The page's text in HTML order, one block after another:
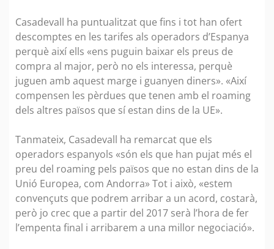
Casadevall ha puntualitzat que fins i tot han ofert
descomptes en les tarifes als operadors d’Espanya
perquè així ells «ens puguin baixar els preus de
compra al major, però no els interessa, perquè
juguen amb aquest marge i guanyen diners». «Així
compensen les pèrdues que tenen amb el roaming
dels altres països que sí estan dins de la UE».
Tanmateix, Casadevall ha remarcat que els
operadors espanyols «són els que han pujat més el
preu del roaming pels països que no estan dins de la
Unió Europea, com Andorra» Tot i això, «estem
convençuts que podrem arribar a un acord, costarà,
però jo crec que a partir del 2017 serà l’hora de fer
l’empenta final i arribarem a una millor negociació».